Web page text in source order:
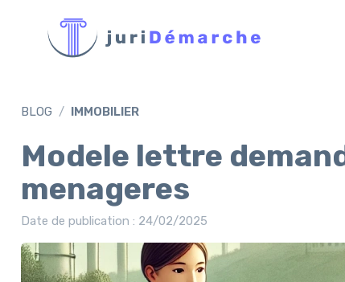
BLOG IMMOBILIER
Modele lettre
menageres
Date de publication : 24/02/2025